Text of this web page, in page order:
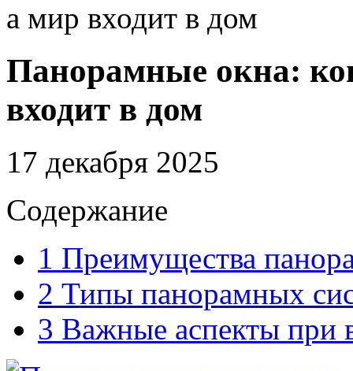
а мир входит в дом
Панорамные окна:
входит в дом
17 декабря 2025
Содержание
1 Преимущества
2 Типы панорамных
3 Важные аспекты при